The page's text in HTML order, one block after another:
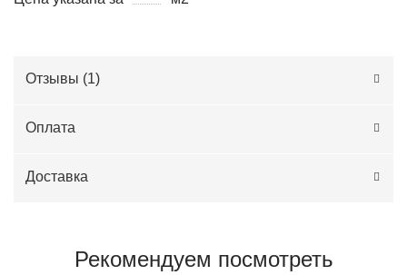
Отзывы (1)
Оплата
Доставка
Рекомендуем посмотреть